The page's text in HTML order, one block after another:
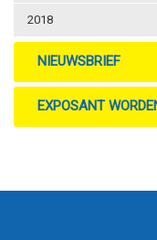
2018
NIEUWSBRIEF
EXPOSANT